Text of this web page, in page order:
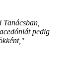
pedig